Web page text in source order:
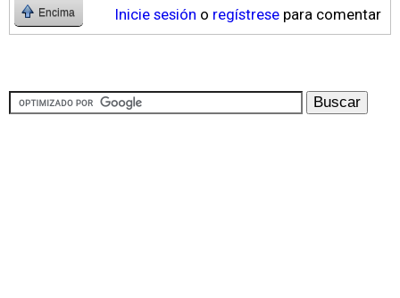
Encima Inicie sesión o regístrese para comentar